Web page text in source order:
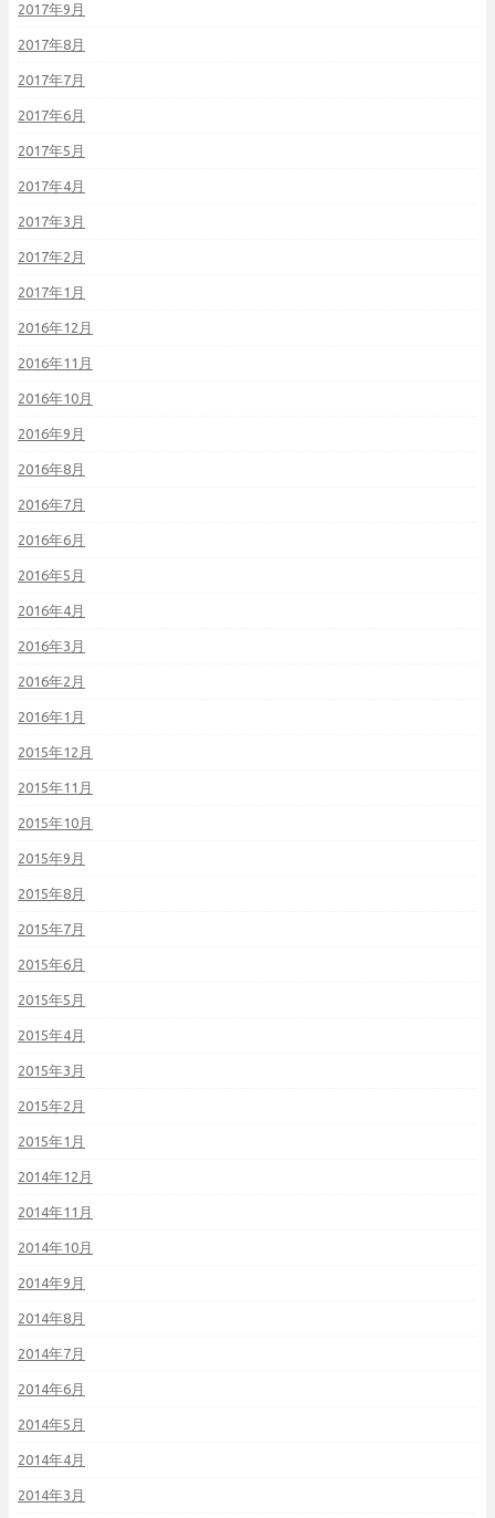
2017年9月
2017年8月
2017年7月
2017年6月
2017年5月
2017年4月
2017年3月
2017年2月
2017年1月
2016年12月
2016年11月
2016年10月
2016年9月
2016年8月
2016年7月
2016年6月
2016年5月
2016年4月
2016年3月
2016年2月
2016年1月
2015年12月
2015年11月
2015年10月
2015年9月
2015年8月
2015年7月
2015年6月
2015年5月
2015年4月
2015年3月
2015年2月
2015年1月
2014年12月
2014年11月
2014年10月
2014年9月
2014年8月
2014年7月
2014年6月
2014年5月
2014年4月
2014年3月